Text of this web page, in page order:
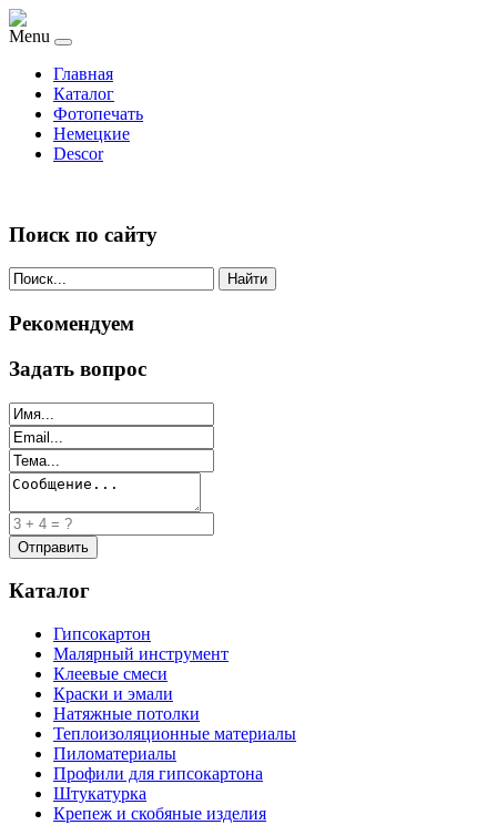
Menu
Главная
Каталог
Фотопечать
Немецкие
Descor
Поиск по сайту
Найти
Рекомендуем
Задать вопрос
Каталог
Гипсокартон
Малярный инструмент
Клеевые смеси
Краски и эмали
Натяжные потолки
Теплоизоляционные материалы
Пиломатериалы
Профили для гипсокартона
Штукатурка
Крепеж и скобяные изделия